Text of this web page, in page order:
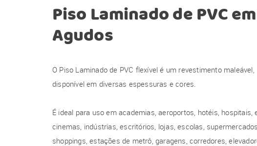
Piso Laminado de PVCem
Agudos
O Piso Laminado de PVC flexível é um revestimento maleável,
disponível em diversas espessuras e cores.
É ideal para uso em academias, aeroportos, hotéis, hospitais,
cinemas, indústrias, escritórios, lojas, escolas,
shoppings, estações de metrô, garagens, corredores,